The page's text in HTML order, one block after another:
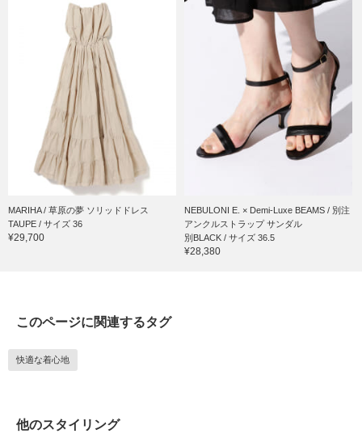
MARIHA / 草原の夢 ソリッドドレス
TAUPE / サイズ 36
¥29,700
NEBULONI E. × Demi-Luxe BEAMS / 別注
アンクルストラップ サンダル
別BLACK / サイズ 36.5
¥28,380
このページに関連するタグ
快適な着心地
他のスタイリング